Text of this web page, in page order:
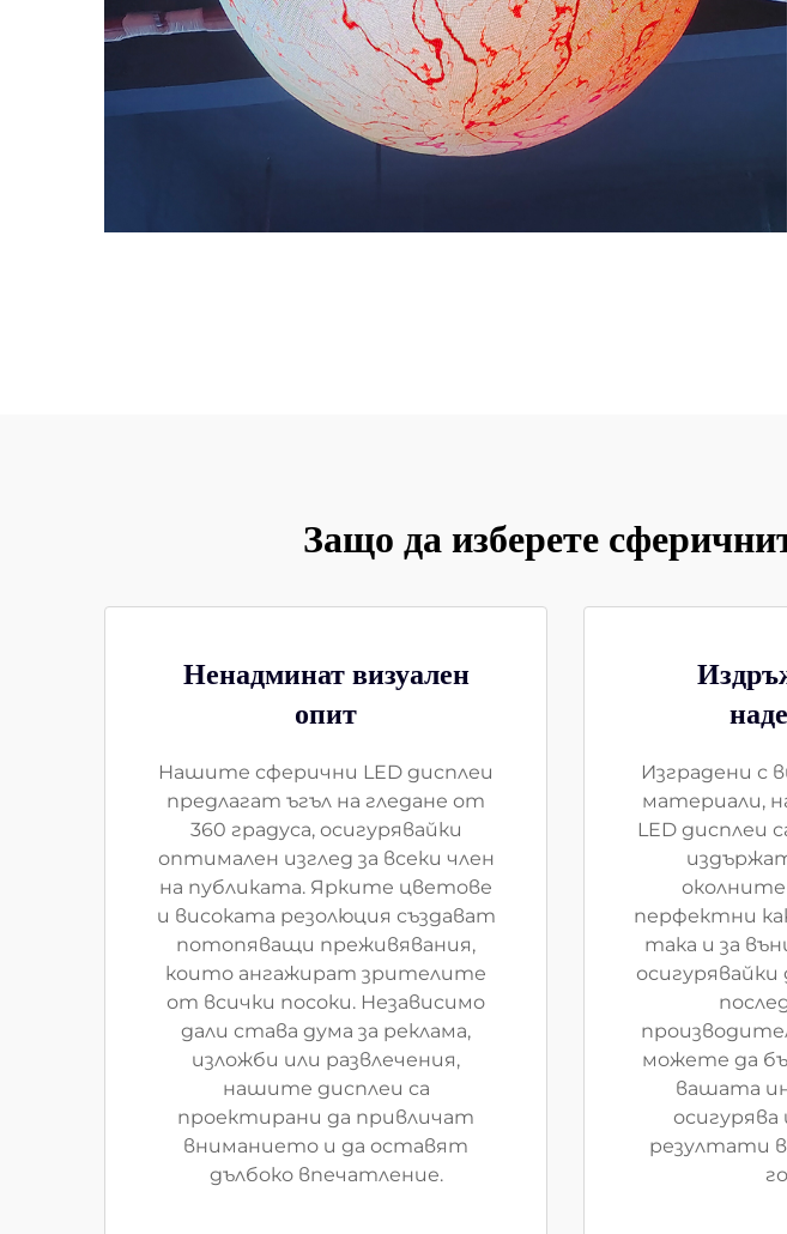
Защо да изберете
Ненадминат визуален
опит
Нашите сферични LED дисплеи
предлагат ъгъл на гледане от
360 градуса, осигурявайки
оптимален изглед за всеки член
на публиката. Ярките цветове
и високата резолюция създават
потопяващи преживявания,
които ангажират зрителите
от всички посоки. Независимо
дали става дума за реклама,
изложби или развлечения,
нашите дисплеи са
проектирани да привличат
вниманието и да оставят
дълбоко впечатление.
Изградени с
материали,
LED дисплеи
околните
перфектни
така и за
можете да
вашата
резултати